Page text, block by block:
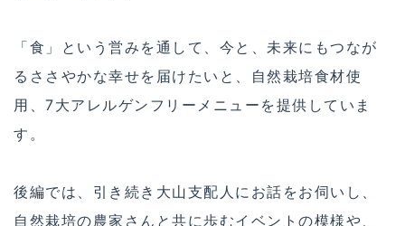
「食」という営みを通して、今と、未来にもつなが
るささやかな幸せを届けたいと、自然栽培食材使
用、7大アレルゲンフリーメニューを提供していま
す。
後編では、引き続き大山支配人にお話をお伺いし、
自然栽培の農家さんと共に歩むイベントの模様や、